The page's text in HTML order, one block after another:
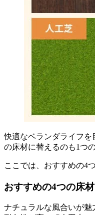
快適なベランダライフ
の床材に替えるのも1つ
ここでは、おすすめの4
おすすめの4つの床材
ナチュラルな風合いが魅